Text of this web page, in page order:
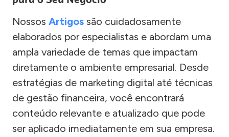
Nossos Artigos são cuidadosamente
elaborados por especialistas e abordam uma
ampla variedade de temas que impactam
diretamente o ambiente empresarial. Desde
estratégias de marketing digital até técnicas
de gestão financeira, você encontrará
conteúdo relevante e atualizado que pode
ser aplicado imediatamente em sua empresa.